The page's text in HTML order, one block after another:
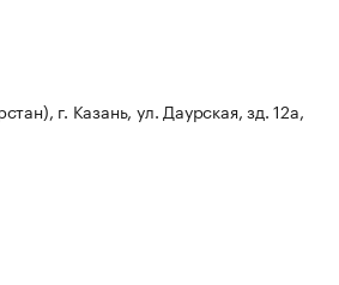
г. Казань, ул. Даурская, зд. 12а,